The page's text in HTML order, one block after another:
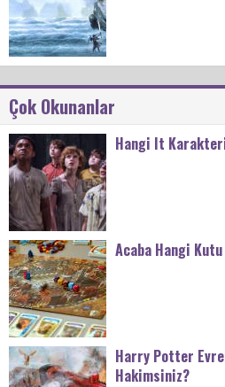
Çok Okunanlar
Hangi It
Acaba Hangi Kutu
Harry Potter
Hakimsiniz?